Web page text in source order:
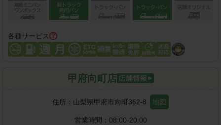
各種サービス
甲府向町店
住所： 山梨県甲府市向町362-8 地図
営業時間： 08:00-20:00